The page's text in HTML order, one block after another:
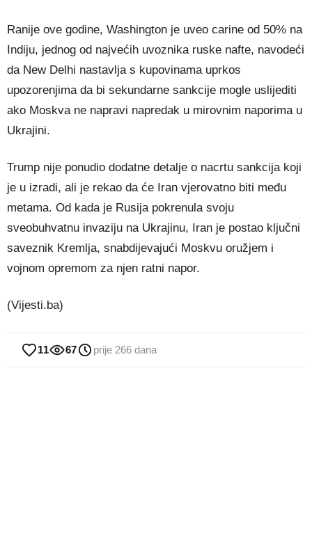
Ranije ove godine, Washington je uveo carine od 50% na
Indiju, jednog od najvećih uvoznika ruske nafte, navodeći
da New Delhi nastavlja s kupovinama uprkos
upozorenjima da bi sekundarne sankcije mogle uslijediti
ako Moskva ne napravi napredak u mirovnim naporima u
Ukrajini.
Trump nije ponudio dodatne detalje o nacrtu sankcija koji
je u izradi, ali je rekao da će Iran vjerovatno biti među
metama. Od kada je Rusija pokrenula svoju
sveobuhvatnu invaziju na Ukrajinu, Iran je postao ključni
saveznik Kremlja, snabdijevajući Moskvu oružjem i
vojnom opremom za njen ratni napor.
(Vijesti.ba)
11 67 prije 266 dana